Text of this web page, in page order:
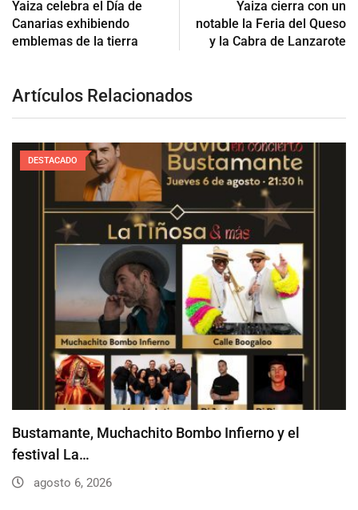
Yaiza celebra el Día de
Canarias exhibiendo
emblemas de la tierra
Yaiza cierra con un
notable la Feria del Queso
y la Cabra de Lanzarote
Artículos Relacionados
DESTACADO
Bustamante, Muchachito Bombo Infierno y el
festival La…
agosto 6, 2026